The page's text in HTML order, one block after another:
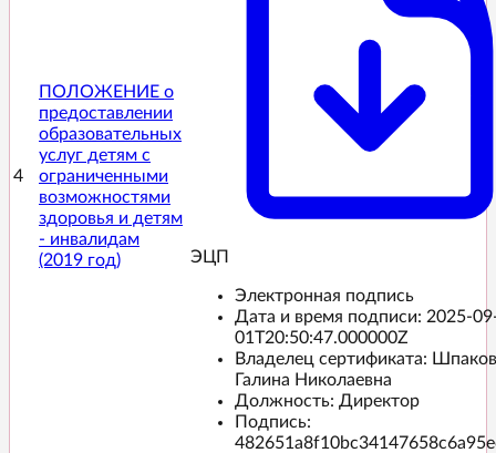
4
ПОЛОЖЕНИЕ о
предоставлении
образовательных
услуг детям с
ограниченными
возможностями
здоровья и детям
- инвалидам
(2019 год)
ЭЦП️
Электронная подпись
Дата и время подписи: 2025-
01T20:50:47.000000Z
Владелец сертификата:
Галина Николаевна
Должность: Директор
Подпись: